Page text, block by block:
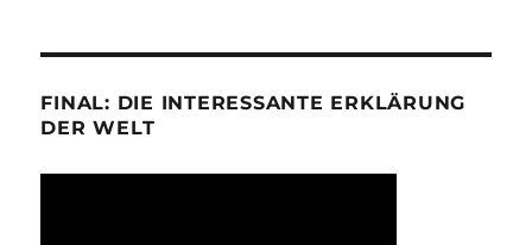
FINAL: DIE INTERESSANTE ERKLÄRUNG
DER WELT